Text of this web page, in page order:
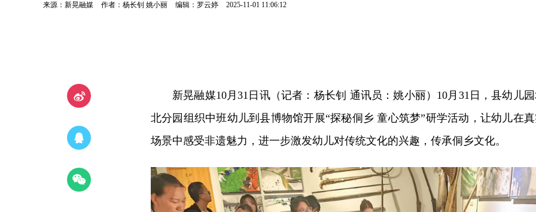
来源：新晃融媒 作者：杨长钊 姚小丽 编辑：罗云婷 2025-11-01 11:06:12
新晃融媒10月31日讯（记者：杨长钊 通讯员：姚小丽）10月31日，县幼儿
北分园组织中班幼儿到县博物馆开展“探秘侗乡 童心筑梦”研学活动，让幼儿在
场景中感受非遗魅力，进一步激发幼儿对传统文化的兴趣，传承侗乡文化。